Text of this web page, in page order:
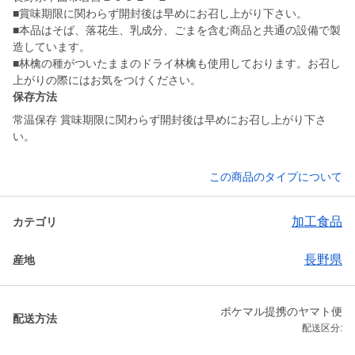
■賞味期限に関わらず開封後は早めにお召し上がり下さい。
■本品はそば、落花生、乳成分、ごまを含む商品と共通の設備で製
造しています。
■林檎の種がついたままのドライ林檎も使用しております。お召し
上がりの際にはお気をつけください。
保存方法
常温保存 賞味期限に関わらず開封後は早めにお召し上がり下さ
い。
この商品のタイプについて
カテゴリ 加工食品
産地 長野県
配送方法
ポケマル提携のヤマト便
配送区分: